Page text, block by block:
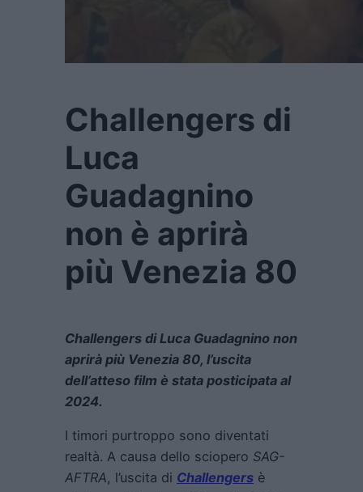
Challengers di
Luca
Guadagnino
non è aprirà
più Venezia 80
Challengers di Luca Guadagnino non
aprirà più Venezia 80, l’uscita
dell’atteso film è stata posticipata al
2024.
I timori purtroppo sono diventati
realtà. A causa dello sciopero SAG-
AFTRA, l’uscita di Challengers è